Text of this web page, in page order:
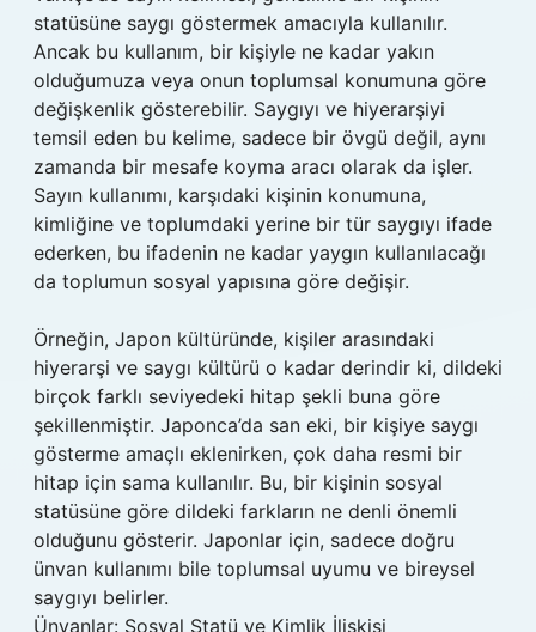
statüsüne saygı göstermek amacıyla kullanılır.
Ancak bu kullanım, bir kişiyle ne kadar yakın
olduğumuza veya onun toplumsal konumuna göre
değişkenlik gösterebilir. Saygıyı ve hiyerarşiyi
temsil eden bu kelime, sadece bir övgü değil, aynı
zamanda bir mesafe koyma aracı olarak da işler.
Sayın kullanımı, karşıdaki kişinin konumuna,
kimliğine ve toplumdaki yerine bir tür saygıyı ifade
ederken, bu ifadenin ne kadar yaygın kullanılacağı
da toplumun sosyal yapısına göre değişir.
Örneğin, Japon kültüründe, kişiler arasındaki
hiyerarşi ve saygı kültürü o kadar derindir ki, dildeki
birçok farklı seviyedeki hitap şekli buna göre
şekillenmiştir. Japonca’da san eki, bir kişiye saygı
gösterme amaçlı eklenirken, çok daha resmi bir
hitap için sama kullanılır. Bu, bir kişinin sosyal
statüsüne göre dildeki farkların ne denli önemli
olduğunu gösterir. Japonlar için, sadece doğru
ünvan kullanımı bile toplumsal uyumu ve bireysel
saygıyı belirler.
Ünvanlar: Sosyal Statü ve Kimlik İlişkisi